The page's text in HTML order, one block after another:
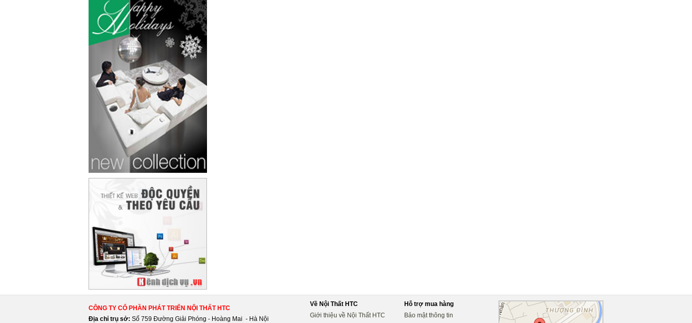
CÔNG TY CỔ PHẦN PHÁT TRIỂN NỘI THẤT HTC
Địa chỉ trụ sở: Số 759 Đường Giải Phóng - Hoàng Mai - Hà Nội
Về Nội Thất HTC
Giới thiệu về Nội Thất HTC
Hỗ trợ mua hàng
Bảo mật thông tin